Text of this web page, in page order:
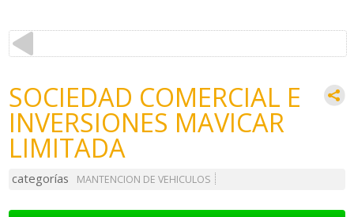
SOCIEDAD COMERCIAL E
INVERSIONES MAVICAR
LIMITADA
categorías MANTENCION DE VEHICULOS